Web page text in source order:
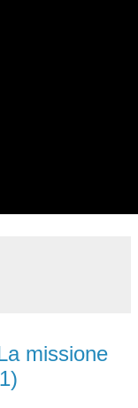
missione